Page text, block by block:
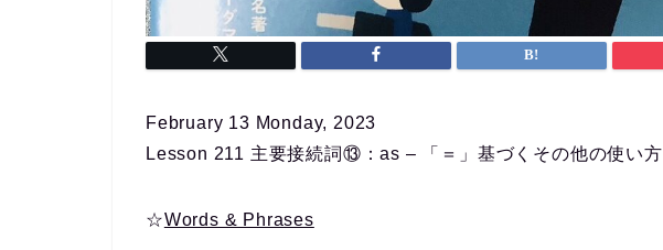
February 13 Monday, 2023
Lesson 211 主要接続詞⑬：as – 「＝」基づくその他の使い方
☆Words & Phrases